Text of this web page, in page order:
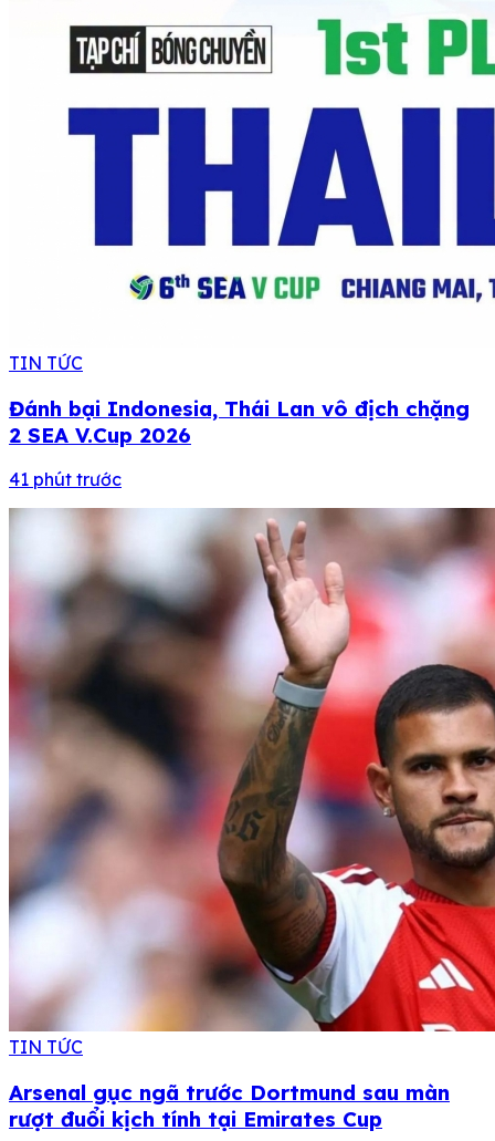
TIN TỨC
Đánh bại Indonesia, Thái Lan vô địch chặng
2 SEA V.Cup 2026
41 phút trước
TIN TỨC
Arsenal gục ngã trước Dortmund sau màn
rượt đuổi kịch tính tại Emirates Cup